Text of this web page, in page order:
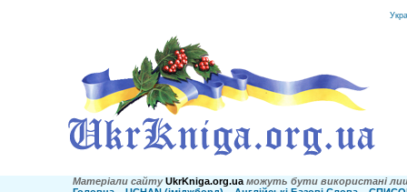
Матеріали сайту UkrKniga.org.ua можуть бути використані